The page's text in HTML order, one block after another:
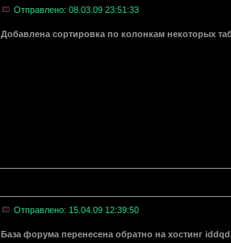
Отправлено: 08.03.09 23:51:33
Добавлена сортировка по колонкам некоторых
Отправлено: 15.04.09 12:39:50
База форума перенесена обратно на хостинг